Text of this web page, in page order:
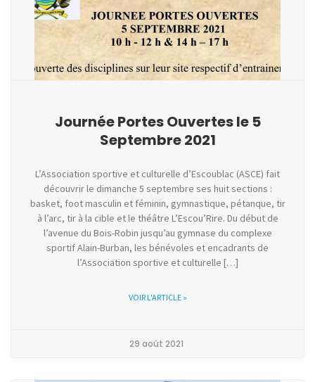
Journée Portes Ouvertes le 5
Septembre 2021
L’Association sportive et culturelle d’Escoublac (ASCE) fait
découvrir le dimanche 5 septembre ses huit sections :
basket, foot masculin et féminin, gymnastique, pétanque, tir
à l’arc, tir à la cible et le théâtre L’Escou’Rire. Du début de
l’avenue du Bois-Robin jusqu’au gymnase du complexe
sportif Alain-Burban, les bénévoles et encadrants de
l’Association sportive et culturelle […]
VOIR L'ARTICLE »
29 août 2021